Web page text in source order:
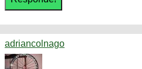
adriancolnago